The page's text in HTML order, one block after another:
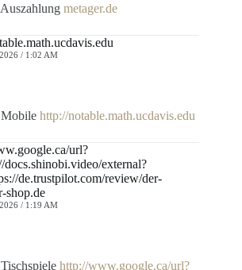
metager.de
/ 1:02 AM
http://notable.math.ucdavis.edu
url?
docs.shinobi.video/external?
de.trustpilot.com/review/der-
shop.de
/ 1:19 AM
http://www.google.ca/url?